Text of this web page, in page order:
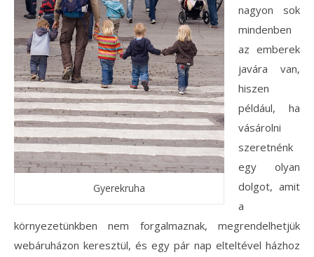
Gyerekruha
nagyon sok
mindenben
az emberek
javára van,
hiszen
például, ha
vásárolni
szeretnénk
egy olyan
dolgot, amit
a
környezetünkben nem forgalmaznak, megrendelhetjük
webáruházon keresztül, és egy pár nap elteltével házhoz